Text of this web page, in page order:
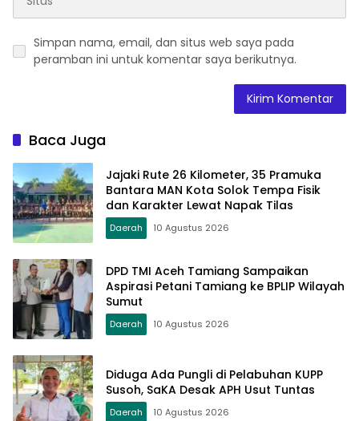
Simpan nama, email, dan situs web saya pada
peramban ini untuk komentar saya berikutnya.
Baca Juga
Jajaki Rute 26 Kilometer, 35 Pramuka
Bantara MAN Kota Solok Tempa Fisik
dan Karakter Lewat Napak Tilas
Daerah 10 Agustus 2026
DPD TMI Aceh Tamiang Sampaikan
Aspirasi Petani Tamiang ke BPLIP Wilayah
Sumut
Daerah 10 Agustus 2026
Diduga Ada Pungli di Pelabuhan KUPP
Susoh, SaKA Desak APH Usut Tuntas
Daerah 10 Agustus 2026